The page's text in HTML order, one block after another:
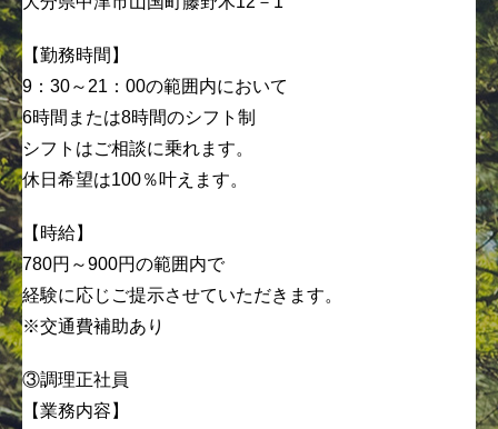
【勤務時間】
9：30～21：00の範囲内において
6時間または8時間のシフト制
シフトはご相談に乗れます。
休日希望は100％叶えます。
【時給】
780円～900円の範囲内で
経験に応じご提示させていただきます。
※交通費補助あり
③調理正社員
【業務内容】